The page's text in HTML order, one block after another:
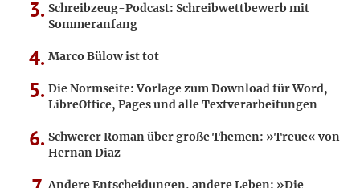
Schreibzeug-Podcast: Schreibwettbewerb mit
Sommeranfang
Marco Bülow ist tot
Die Normseite: Vorlage zum Download für Word,
LibreOffice, Pages und alle Textverarbeitungen
Schwerer Roman über große Themen: »Treue« von
Hernan Diaz
Andere Entscheidungen, andere Leben: »Die